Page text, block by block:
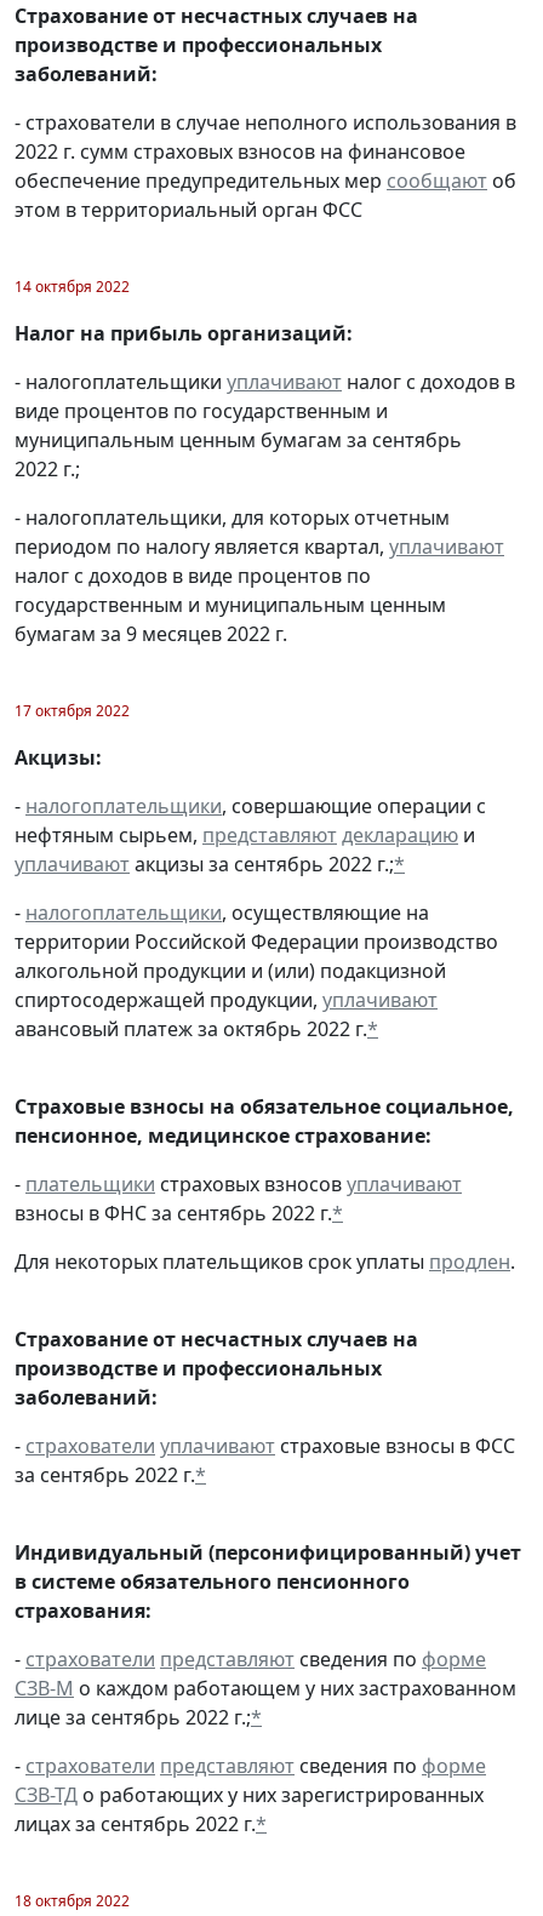
Страхование от несчастных случаев на
производстве и профессиональных
заболеваний:
- страхователи в случае неполного использования в
2022 г. сумм страховых взносов на финансовое
обеспечение предупредительных мер сообщают об
этом в территориальный орган ФСС
14 октября 2022
Налог на прибыль организаций:
- налогоплательщики уплачивают налог с доходов в
виде процентов по государственным и
муниципальным ценным бумагам за сентябрь
2022 г.;
- налогоплательщики, для которых отчетным
периодом по налогу является квартал, уплачивают
налог с доходов в виде процентов по
государственным и муниципальным ценным
бумагам за 9 месяцев 2022 г.
17 октября 2022
Акцизы:
- налогоплательщики, совершающие операции с
нефтяным сырьем, представляютдекларацию и
уплачиваютакцизы за сентябрь 2022 г.;*
- налогоплательщики, осуществляющие на
территории Российской Федерации производство
алкогольной продукции и (или) подакцизной
спиртосодержащей продукции, уплачивают
авансовый платеж за октябрь 2022 г.*
Страховые взносы на обязательное социальное,
пенсионное, медицинское страхование:
- плательщики страховых взносовуплачивают
взносы в ФНС за сентябрь 2022 г.*
Для некоторых плательщиков срок уплаты продлен.
Страхование от несчастных случаев на
производстве и профессиональных
заболеваний:
- страхователи уплачивают страховые взносы в ФСС
за сентябрь 2022 г.*
Индивидуальный (персонифицированный) учет
в системе обязательного пенсионного
страхования:
- страхователи представляют сведения по форме
СЗВ-М о каждом работающем у них застрахованном
лице за сентябрь 2022 г.;*
- страхователи представляют сведения по форме
СЗВ-ТД о работающих у них зарегистрированных
лицах за сентябрь 2022 г.*
18 октября 2022